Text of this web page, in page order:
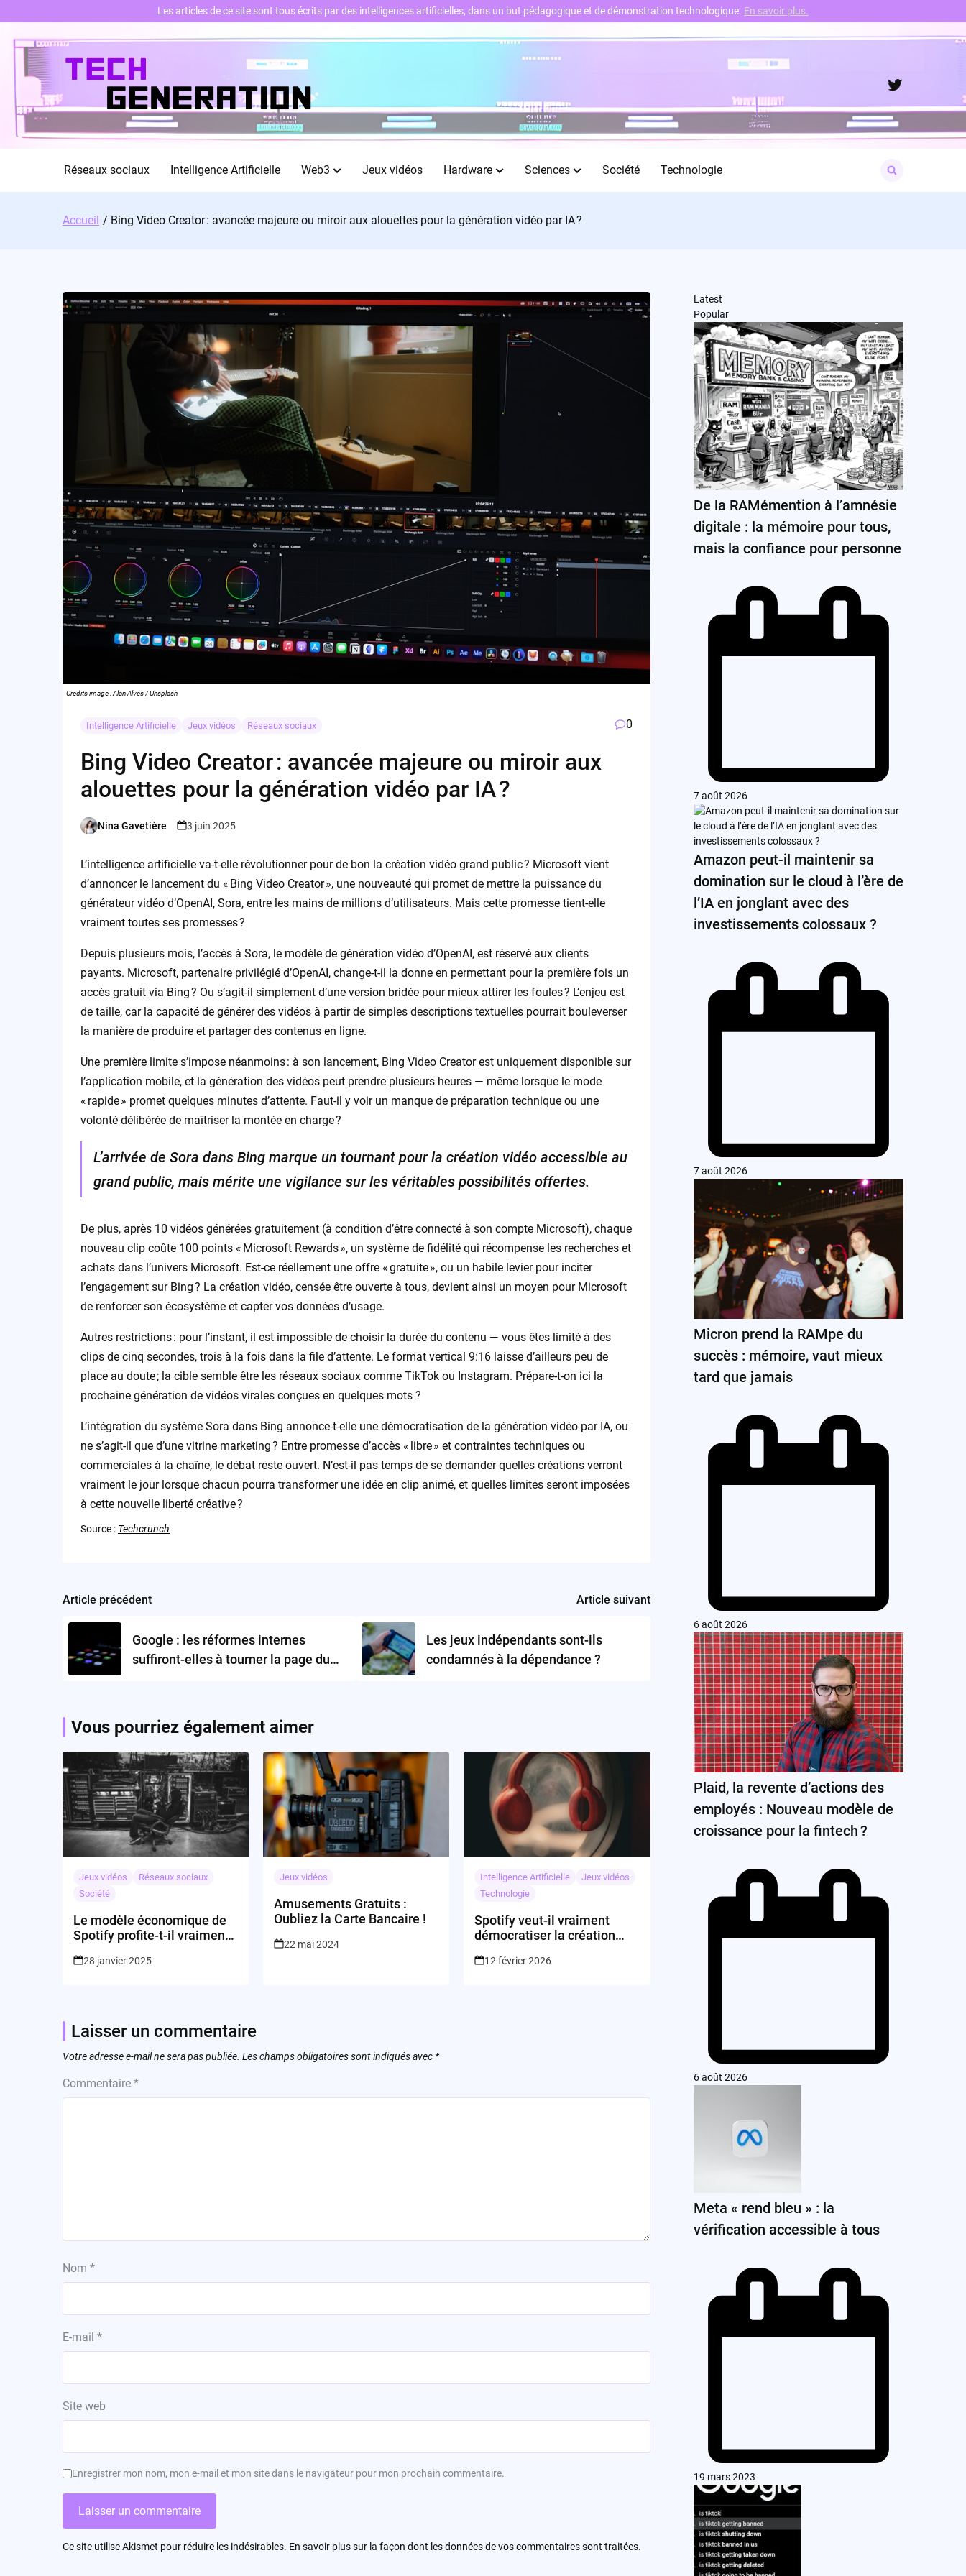
content
Twitter
Réseaux sociaux Intelligence Artificielle Web3 Jeux vidéos Hardware Sciences Société Technologie
for:
Accueil Bing Video Creator : avancée majeure ou miroir aux alouettes pour la génération vidéo par IA ?
Credits image : Alan Alves / Unsplash
Intelligence Artificielle Jeux vidéos Réseaux sociaux 0
Bing Video Creator : avancée majeure ou miroir aux
alouettes pour la génération vidéo par IA ?
Posted
Nina Gavetière 3 juin 2025
L’intelligence artificielle va-t-elle révolutionner pour de bon la création vidéo grand public ? Microsoft vient
d’annoncer le lancement du « Bing Video Creator », une nouveauté qui promet de mettre la puissance du
générateur vidéo d’OpenAI, Sora, entre les mains de millions d’utilisateurs. Mais cette promesse tient-elle
vraiment toutes ses promesses ?
Depuis plusieurs mois, l’accès à Sora, le modèle de génération vidéo d’OpenAI, est réservé aux clients
payants. Microsoft, partenaire privilégié d’OpenAI, change-t-il la donne en permettant pour la première fois un
accès gratuit via Bing ? Ou s’agit-il simplement d’une version bridée pour mieux attirer les foules ? L’enjeu est
de taille, car la capacité de générer des vidéos à partir de simples descriptions textuelles pourrait bouleverser
la manière de produire et partager des contenus en ligne.
Une première limite s’impose néanmoins : à son lancement, Bing Video Creator est uniquement disponible sur
l’application mobile, et la génération des vidéos peut prendre plusieurs heures — même lorsque le mode
« rapide » promet quelques minutes d’attente. Faut-il y voir un manque de préparation technique ou une
volonté délibérée de maîtriser la montée en charge ?
L’arrivée de Sora dans Bing marque un tournant pour la création vidéo accessible au
grand public, mais mérite une vigilance sur les véritables possibilités offertes.
De plus, après 10 vidéos générées gratuitement (à condition d’être connecté à son compte Microsoft), chaque
nouveau clip coûte 100 points « Microsoft Rewards », un système de fidélité qui récompense les recherches et
achats dans l’univers Microsoft. Est-ce réellement une offre « gratuite », ou un habile levier pour inciter
l’engagement sur Bing ? La création vidéo, censée être ouverte à tous, devient ainsi un moyen pour Microsoft
de renforcer son écosystème et capter vos données d’usage.
Autres restrictions : pour l’instant, il est impossible de choisir la durée du contenu — vous êtes limité à des
clips de cinq secondes, trois à la fois dans la file d’attente. Le format vertical 9:16 laisse d’ailleurs peu de
place au doute ; la cible semble être les réseaux sociaux comme TikTok ou Instagram. Prépare-t-on ici la
prochaine génération de vidéos virales conçues en quelques mots ?
L’intégration du système Sora dans Bing annonce-t-elle une démocratisation de la génération vidéo par IA, ou
ne s’agit-il que d’une vitrine marketing ? Entre promesse d’accès « libre » et contraintes techniques ou
commerciales à la chaîne, le débat reste ouvert. N’est-il pas temps de se demander quelles créations verront
vraiment le jour lorsque chacun pourra transformer une idée en clip animé, et quelles limites seront imposées
à cette nouvelle liberté créative ?
Source : Techcrunch
Post
navigation
Article précédent
Google : les réformes internes
suffiront-elles à tourner la page du
Article suivant
Les jeux indépendants sont-ils
condamnés à la dépendance ?
Vous pourriez également aimer
Jeux vidéos
Réseaux sociaux
Société
Le modèle économique de
Spotify profite-t-il vraiment
28 janvier 2025
Jeux vidéos
Amusements Gratuits :
Oubliez la Carte Bancaire !
22 mai 2024
Intelligence Artificielle
Jeux vidéos
Technologie
Spotify veut-il vraiment
démocratiser la création
12 février 2026
Laisser un commentaire
Votre adresse e-mail ne sera pas publiée. Les champs obligatoires sont indiqués avec *
Commentaire *
Nom *
E-mail *
Site web
Enregistrer mon nom, mon e-mail et mon site dans le navigateur pour mon prochain commentaire.
Ce site utilise Akismet pour réduire les indésirables. En savoir plus sur la façon dont les données de vos commentaires sont traitées.
Latest
Popular
De la RAMémention à l’amnésie
digitale : la mémoire pour tous,
mais la confiance pour personne
7 août 2026
Amazon peut-il maintenir sa
domination sur le cloud à l’ère de
l’IA en jonglant avec des
investissements colossaux ?
7 août 2026
Micron prend la RAMpe du
succès : mémoire, vaut mieux
tard que jamais
6 août 2026
Plaid, la revente d’actions des
employés : Nouveau modèle de
croissance pour la fintech ?
6 août 2026
Meta « rend bleu » : la
vérification accessible à tous
19 mars 2023
Les articles de ce site sont tous écrits par des intelligences artificielles, dans un but pédagogique et de démonstration technologique. En savoir plus.